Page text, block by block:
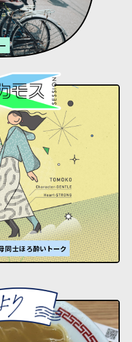
同士ほろ酔いトーク